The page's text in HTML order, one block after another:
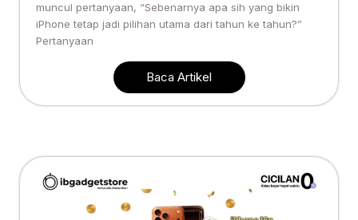
muncul pertanyaan, “Sebenarnya apa sih yang bikin
iPhone tetap jadi pilihan utama dari tahun ke tahun?”
Pertanyaan
Baca Artikel